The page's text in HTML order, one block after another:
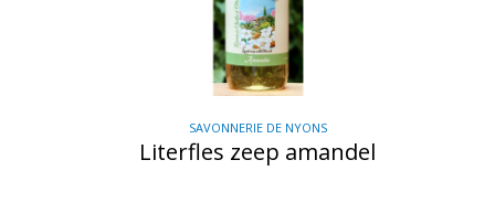
SAVONNERIE DE NYONS
Literfles zeep amandel